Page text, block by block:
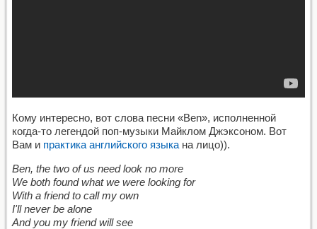
Кому интересно, вот слова песни «Ben», исполненной
когда-то легендой поп-музыки Майклом Джэксоном. Вот
Вам и практика английского языка на лицо)).
Ben, the two of us need look no more
We both found what we were looking for
With a friend to call my own
I'll never be alone
And you my friend will see